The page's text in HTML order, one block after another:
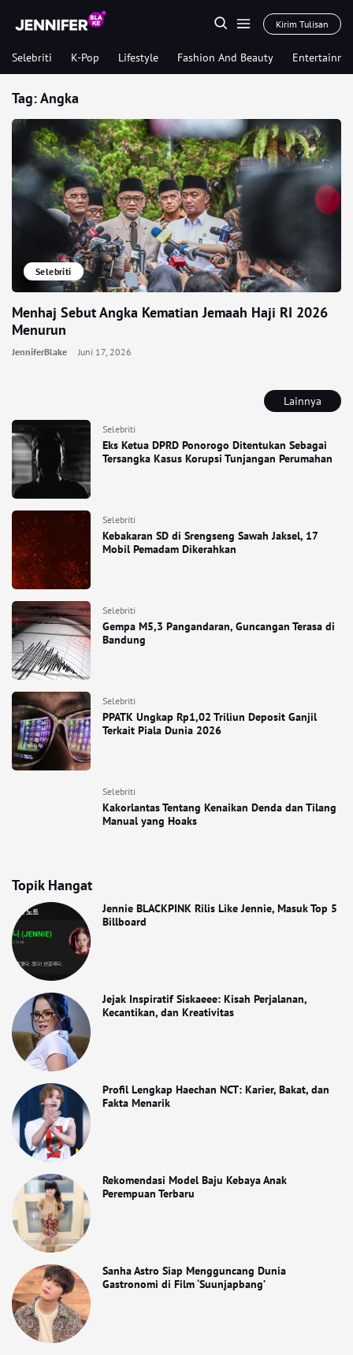
Kirim Tulisan
Selebriti K-Pop Lifestyle Fashion And Beauty
Lainnya
Selebriti
Eks Ketua DPRD Ponorogo Ditentukan Sebagai
Tersangka Kasus Korupsi Tunjangan Perumahan
Selebriti
Kebakaran SD di Srengseng Sawah Jaksel, 17
Mobil Pemadam Dikerahkan
Selebriti
Gempa M5,3 Pangandaran, Guncangan Terasa di
Bandung
Selebriti
PPATK Ungkap Rp1,02 Triliun Deposit Ganjil
Terkait Piala Dunia 2026
Selebriti
Kakorlantas Tentang Kenaikan Denda dan Tilang
Manual yang Hoaks
Topik Hangat
Jennie BLACKPINK Rilis Like Jennie, Masuk Top 5
Billboard
Jejak Inspiratif Siskaeee: Kisah Perjalanan,
Kecantikan, dan Kreativitas
Profil Lengkap Haechan NCT: Karier, Bakat, dan
Fakta Menarik
Rekomendasi Model Baju Kebaya Anak
Perempuan Terbaru
Sanha Astro Siap Mengguncang Dunia
Gastronomi di Film ‘Suunjapbang’
Tag:Angka
Selebriti
Menhaj Sebut Angka Kematian Jemaah Haji RI 2026
Menurun
JenniferBlake Juni 17, 2026